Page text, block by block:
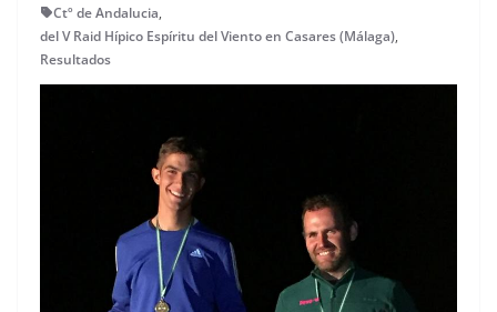
Ctº de Andalucia,
del V Raid Hípico Espíritu del Viento en Casares (Málaga),
Resultados